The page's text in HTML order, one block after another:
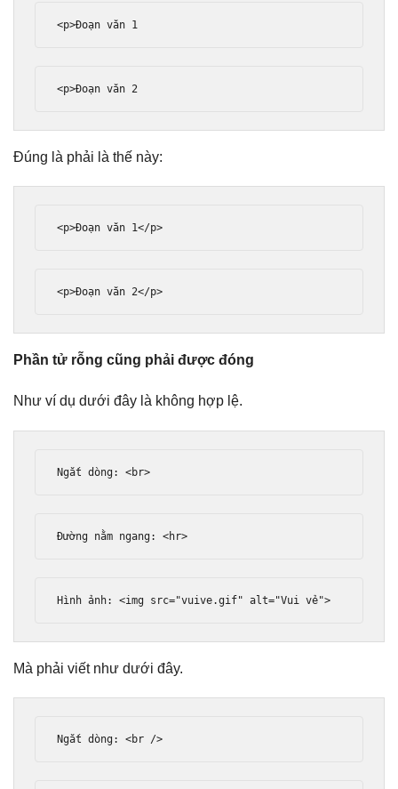
<p>Đoạn văn 1
<p>Đoạn văn 2
Đúng là phải là thế này:
<p>Đoạn văn 1</p>
<p>Đoạn văn 2</p>
Phần tử rỗng cũng phải được đóng
Như ví dụ dưới đây là không hợp lệ.
Ngắt dòng: <br>
Đường nằm ngang: <hr>
Hì nh ảnh: <img src="vuive.gif" alt="Vui vẻ">
Mà phải viết như dưới đây.
Ngắt dòng: <br />